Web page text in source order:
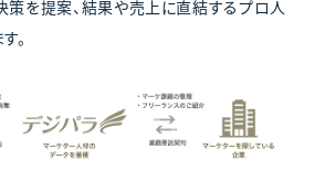
策を提案、結果や売上に直結するプロ人
。